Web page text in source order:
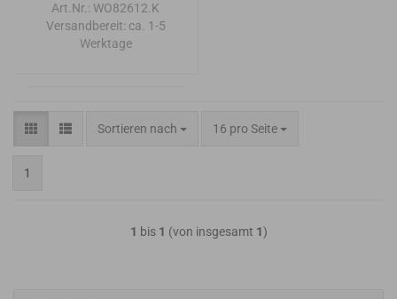
Art.Nr.: WO82612.K
Versandbereit: ca. 1-5
Werktage
Sortieren nach
Sortieren nach 16 pro Seite
pro Seite
1
1 bis 1 (von insgesamt 1)